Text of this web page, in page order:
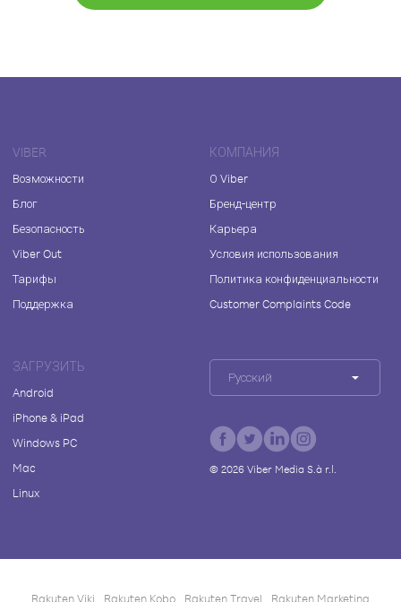
VIBER
Возможности
Блог
Безопасность
Viber Out
Тарифы
Поддержка
КОМПАНИЯ
О Viber
Бренд-центр
Карьера
Условия использования
Политика конфиденциальности
Customer Complaints Code
ЗАГРУЗИТЬ
Android
iPhone & iPad
Windows PC
Mac
Linux
Русский
© 2026Viber Media S.à r.l.
Rakuten Viki Rakuten Kobo Rakuten Travel Rakuten Marketing